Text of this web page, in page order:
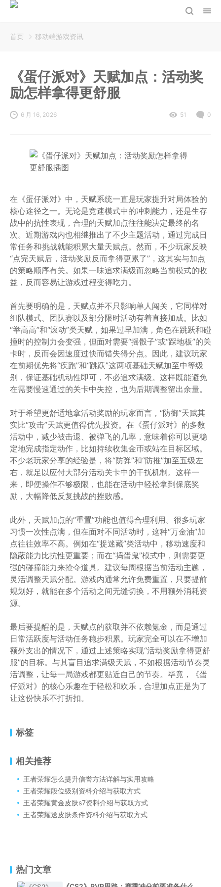
首页 移动端游戏资讯
《蛋仔派对》天赋加点：活动奖
励怎样拿得更舒服
6 月 16, 2026 51 0
在《蛋仔派对》中，天赋系统一直是玩家提升对局体验的
核心途径之一。无论是竞速模式中的冲刺能力，还是生存
战中的抗性表现，合理的天赋加点往往能决定最终的名
次。近期游戏内也相继推出了不少主题活动，通过完成日
常任务和挑战就能积累大量天赋点。然而，不少玩家反映
“点完天赋后，活动奖励反而拿得更累了”，这其实与加点
的策略顺序有关。如果一味追求满级而忽略当前模式的收
益，反而容易让游戏过程变得吃力。
首先要明确的是，天赋点并不只影响单人闯关，它同样对
组队模式、团队赛以及部分限时活动有着直接加成。比如
“举高高”和“滚动”类天赋，如果过早加满，角色在跳跃和碰
撞时的控制力会变强，但面对需要“摇骰子”或“踩地板”的关
卡时，反而会因速度过快而错失得分点。因此，建议玩家
在前期优先将“疾跑”和“跳跃”这两项基础天赋加至中等级
别，保证基础机动性即可，不必追求满级。这样既能避免
在需要慢速通过的关卡中失控，也为后期调整留出余量。
对于希望更舒适地拿活动奖励的玩家而言，“防御”天赋其
实比“攻击”天赋更值得优先投资。在《蛋仔派对》的多数
活动中，减少被击退、被弹飞的几率，意味着你可以更稳
定地完成指定动作，比如持续收集金币或站在目标区域。
不少老玩家分享的经验是，将“防弹”和“防推”加至五级左
右，就足以应付大部分活动关卡中的干扰机制。这样一
来，即便操作不够极限，也能在活动中轻松拿到保底奖
励，大幅降低反复挑战的挫败感。
此外，天赋加点的“重置”功能也值得合理利用。很多玩家
习惯一次性点满，但在面对不同活动时，这种“万金油”加
点往往效率不高。例如在“捉迷藏”类活动中，移动速度和
隐蔽能力比抗性更重要；而在“捣蛋鬼”模式中，则需要更
强的碰撞能力来抢夺道具。建议每周根据当前活动主题，
灵活调整天赋分配。游戏内通常允许免费重置，只要提前
规划好，就能在多个活动之间无缝切换，不用额外消耗资
源。
最后要提醒的是，天赋点的获取并不依赖氪金，而是通过
日常活跃度与活动任务稳步积累。玩家完全可以在不增加
额外支出的情况下，通过上述策略实现“活动奖励拿得更舒
服”的目标。与其盲目追求满级天赋，不如根据活动节奏灵
活调整，让每一局游戏都更贴近自己的节奏。毕竟，《蛋
仔派对》的核心乐趣在于轻松和欢乐，合理加点正是为了
让这份快乐不打折扣。
标签
相关推荐
王者荣耀怎么提升信誉方法详解与实用攻略
王者荣耀段位级别资料介绍与获取方式
王者荣耀黄金皮肤s7资料介绍与获取方式
王者荣耀送皮肤条件资料介绍与获取方式
热门文章